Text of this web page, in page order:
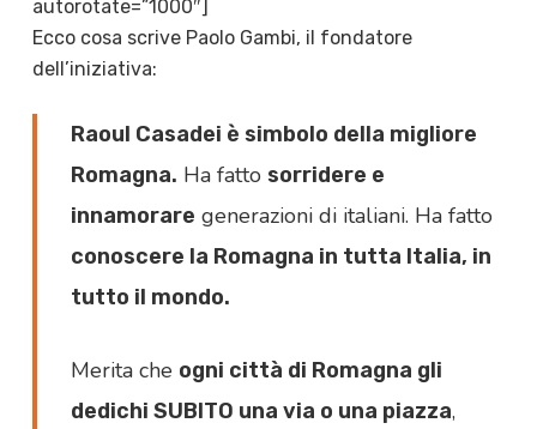
autorotate=”1000″]
Ecco cosa scrive Paolo Gambi, il fondatore
dell’iniziativa:
Raoul Casadei è simbolo della migliore
Romagna. Ha fattosorridere e
innamorare generazioni di italiani. Ha fatto
conoscere la Romagna in tutta Italia, in
tutto il mondo.
Merita che ogni città di Romagna gli
dedichi SUBITO una via o una piazza,